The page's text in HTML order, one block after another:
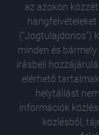
az azokon
("Jogtulajdonos")
minden és
írásbeli
elérhető
helytállást
információk
közlésből,